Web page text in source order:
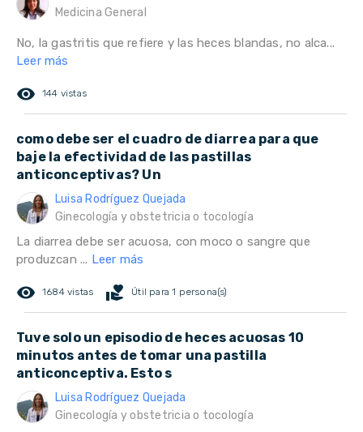
Medicina General
No, la gastritis que refiere y las heces blandas, no alca...
Leer más
remove_red_eye 144 vistas
como debe ser el cuadro de diarrea para que
baje la efectividad de las pastillas
anticonceptivas? Un
Luisa Rodríguez Quejada
Ginecología y obstetricia o tocología
La diarrea debe ser acuosa, con moco o sangre que
produzcan ... Leer más
remove_red_eye 1684 vistas volunteer_activism Útil para 1 persona(s)
Tuve solo un episodio de heces acuosas 10
minutos antes de tomar una pastilla
anticonceptiva. Esto s
Luisa Rodríguez Quejada
Ginecología y obstetricia o tocología